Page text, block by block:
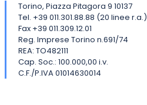
Torino, Piazza Pitagora 9 10137
Tel. +39 011.301.88.88 (20 linee r.a.)
Fax +39 011.309.12.01
Reg. Imprese Torino n.691/74
REA: TO482111
Cap. Soc.: 100.000,00 i.v.
C.F./P.IVA 01014630014